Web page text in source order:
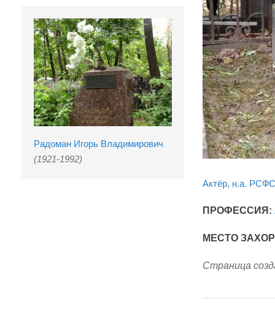
Радоман Игорь Владимирович
(1921-1992)
Актёр, н.а.
ПРОФЕССИЯ:
МЕСТО
Страница